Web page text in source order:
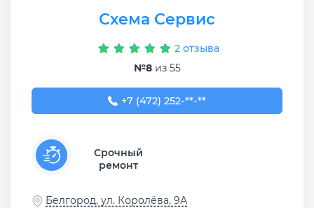
Схема Сервис
2 отзыва
№8из 55
+7 (472) 252-52-52
+7 (472) 252-**-**
Срочный
ремонт
Белгород, ул. Королёва, 9А